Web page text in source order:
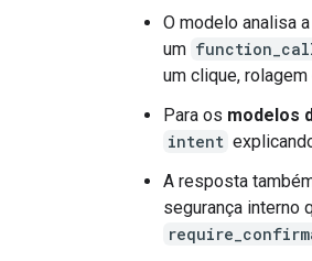
O modelo analisa
um
um clique,
Para os modelos
intent
A resposta
segurança interno